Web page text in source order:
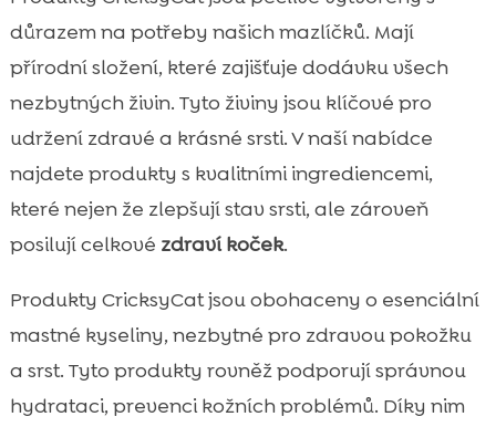
důrazem na potřeby našich mazlíčků. Mají
přírodní složení, které zajišťuje dodávku všech
nezbytných živin. Tyto živiny jsou klíčové pro
udržení zdravé a krásné srsti. V naší nabídce
najdete produkty s kvalitními ingrediencemi,
které nejen že zlepšují stav srsti, ale zároveň
posilují celkové zdraví koček.
Produkty CricksyCat jsou obohaceny o esenciální
mastné kyseliny, nezbytné pro zdravou pokožku
a srst. Tyto produkty rovněž podporují správnou
hydrataci, prevenci kožních problémů. Díky nim